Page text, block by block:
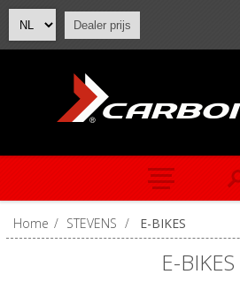
Dealer prijs
Home / STEVENS / E-BIKES
E-BIKES